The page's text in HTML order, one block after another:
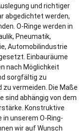
und richtiger
abgedichtet werden,
O-Ringe werden in
Pneumatik,
Automobilindustrie
Einbauräume
nach Möglichkeit
sorgfältig zu
zu vermeiden. Die Maße
sind abhängig von dem
Konstruktive
in unserem O-Ring-
wir auf Wunsch